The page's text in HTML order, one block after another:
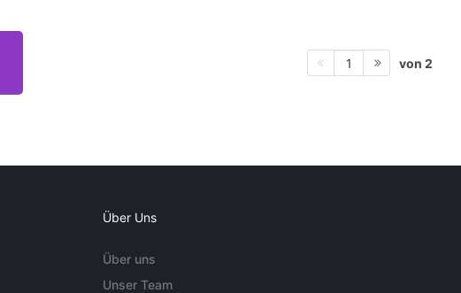
1 von 2
Über Uns
Über uns
Unser Team